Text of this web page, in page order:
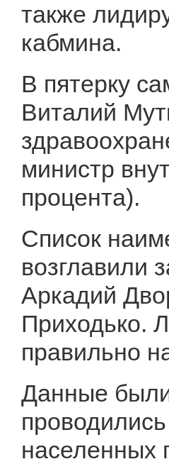
также
кабмина.
В пятерку
Виталий
министр
процента).
Список
возглавили
Аркадий
Приходько.
правильно
Данные
населенных